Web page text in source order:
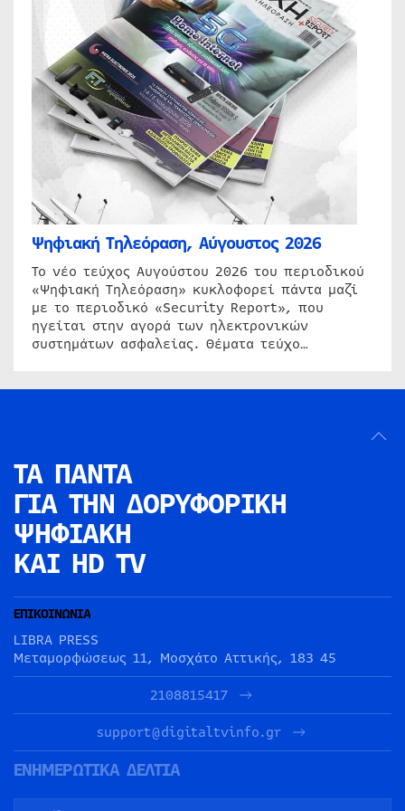
Ψηφιακή Τηλεόραση, Αύγουστος 2026
Το νέο τεύχος Αυγούστου 2026 του περιοδικού
«Ψηφιακή Τηλεόραση» κυκλοφορεί πάντα μαζί
με το περιοδικό «Security Report», που
ηγείται στην αγορά των ηλεκτρονικών
συστημάτων ασφαλείας. Θέματα τεύχο…
ΤΑ ΠΑΝΤΑ
ΓΙΑ ΤΗΝ ΔΟΡΥΦΟΡΙΚΗ
ΨΗΦΙΑΚΗ
ΚΑΙ HD TV
ΕΠΙΚΟΙΝΩΝΙΑ
LIBRA PRESS
Μεταμορφώσεως 11, Μοσχάτο Αττικής, 183 45
2108815417
support@digitaltvinfo.gr
ΕΝΗΜΕΡΩΤΙΚΑ ΔΕΛΤΙΑ